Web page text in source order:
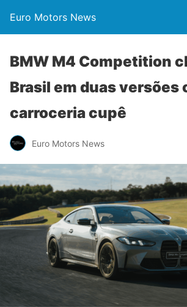
Euro Motors News
BMW M4 Competition
Brasil em duas versões
carroceria cupê
Euro Motors News